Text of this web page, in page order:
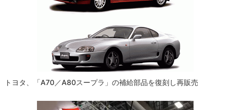
トヨタ、「A70／A80スープラ」の補給部品を復刻し再販売